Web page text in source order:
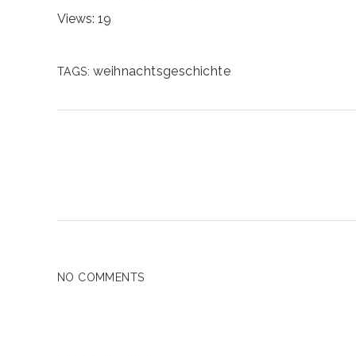
Views: 19
TAGS: weihnachtsgeschichte
NO COMMENTS